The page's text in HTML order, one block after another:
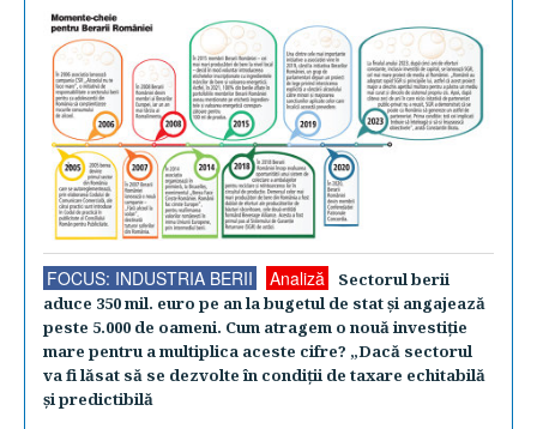
FOCUS: INDUSTRIA BERII Analiză
Sectorul berii
aduce 350 mil. euro pe an la bugetul de stat şi angajează
peste 5.000 de oameni. Cum atragem o nouă investiţie
mare pentru a multiplica aceste cifre? „Dacă sectorul
va fi lăsat să se dezvolte în condiţii de taxare echitabilă
şi predictibilă